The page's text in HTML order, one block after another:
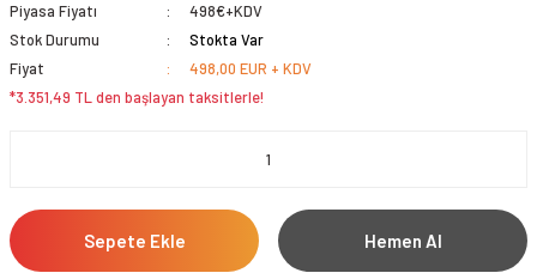
Piyasa Fiyatı
498€+KDV
Stok Durumu
Stokta Var
Fiyat
498,00 EUR + KDV
*3.351,49 TL den başlayan taksitlerle!
Sepete Ekle Hemen Al